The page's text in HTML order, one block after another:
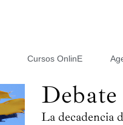
Cursos OnlinE
La decadencia